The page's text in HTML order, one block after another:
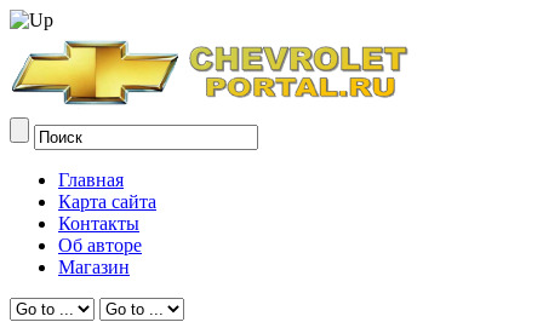
Главная
Карта сайта
Контакты
Об авторе
Магазин